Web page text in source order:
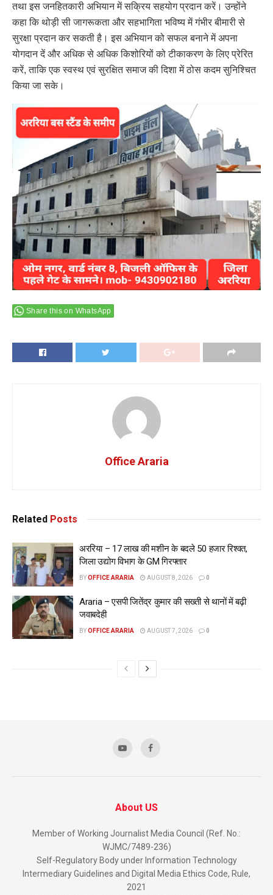
तथा इस जनहितकारी अभियान में सक्रिय सहयोग प्रदान करें। उन्होंने
कहा कि थोड़ी सी जागरूकता और सहभागिता भविष्य में गंभीर बीमारी से
सुरक्षा प्रदान कर सकती है। इस अभियान को सफल बनाने में अपना
योगदान दें और अधिक से अधिक किशोरियों को टीकाकरण के लिए प्रेरित
करें, ताकि एक स्वस्थ एवं सुरक्षित समाज की दिशा में ठोस कदम सुनिश्चित
किया जा सके।
Share this on WhatsApp
Office Araria
Related Posts
अररिया – 17 लाख की मशीन के बदले 50 हजार रिश्वत,
जिला उद्योग विभाग के GM गिरफ्तार
BYOFFICE ARARIA AUGUST 8, 2026 0
Araria – एसपी जितेंद्र कुमार की सख्ती से थानों में बढ़ी
जवाबदेही
BYOFFICE ARARIA AUGUST 7, 2026 0
About US
Member of Working Journalist Media Council (Ref. No.:
WJMC/7489-236)
Self-Regulatory Body under Information Technology
Intermediary Guidelines and Digital Media Ethics Code, Rule,
2021